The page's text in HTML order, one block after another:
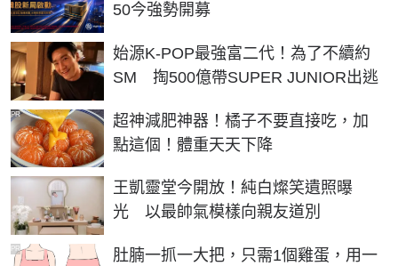
50今強勢開募
始源K-POP最強富二代！為了不續約
SM 掏500億帶SUPER JUNIOR出逃
超神減肥神器！橘子不要直接吃，加
點這個！體重天天下降
PR
王凱靈堂今開放！純白燦笑遺照曝
光 以最帥氣模樣向親友道別
肚腩一抓一大把，只需1個雞蛋，用一
PR